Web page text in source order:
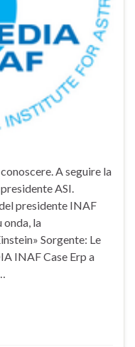
A seguire la
ASI.
presidente INAF
onda, la
Sorgente: Le
INAF Case Erp a